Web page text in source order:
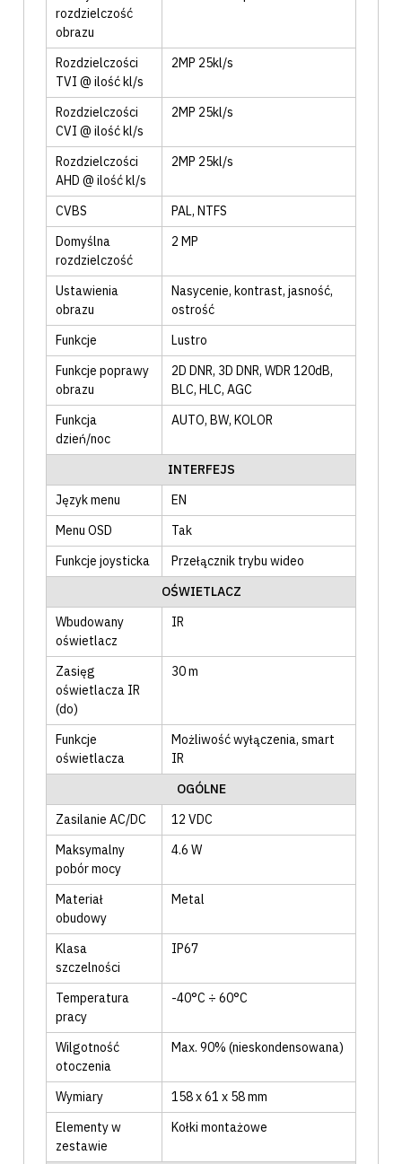
rozdzielczość
obrazu
Rozdzielczości
TVI @ ilość kl/s
2MP 25kl/s
Rozdzielczości
CVI @ ilość kl/s
2MP 25kl/s
Rozdzielczości
AHD @ ilość kl/s
2MP 25kl/s
CVBS PAL, NTFS
Domyślna
rozdzielczość
2 MP
Ustawienia
obrazu
Nasycenie, kontrast, jasność,
ostrość
Funkcje
Lustro
Funkcje poprawy
obrazu
2D DNR, 3D DNR, WDR 120dB,
BLC, HLC, AGC
Funkcja
dzień/noc
AUTO, BW, KOLOR
INTERFEJS
Język menu
EN
Menu OSD
Tak
Funkcje joysticka
Przełącznik trybu wideo
OŚWIETLACZ
Wbudowany
oświetlacz
IR
Zasięg
oświetlacza IR
(do)
30m
Funkcje
oświetlacza
Możliwość wyłączenia, smart
IR
OGÓLNE
Zasilanie AC/DC
12 VDC
Maksymalny
pobór mocy
4.6 W
Materiał
obudowy
Metal
Klasa
szczelności
IP67
Temperatura
pracy
-40°C ÷ 60°C
Wilgotność
otoczenia
Max. 90% (nieskondensowana)
Wymiary
158 x 61 x 58 mm
Elementy w
zestawie
Kołki montażowe